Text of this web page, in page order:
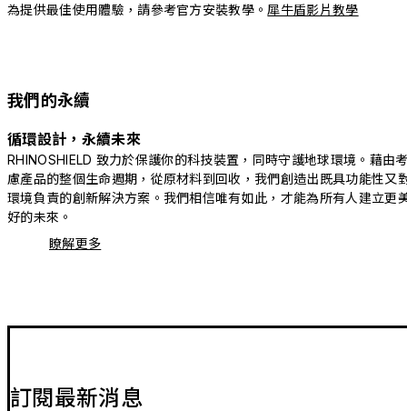
為提供最佳使用體驗，請參考官方安裝教學。 犀牛盾影片教學
我們的永續
循環設計，永續未來
RHINOSHIELD 致力於保護你的科技裝置，同時守護地球環境。藉由
慮產品的整個生命週期，從原材料到回收，我們創造出既具功能性又
環境負責的創新解決方案。我們相信唯有如此，才能為所有人建立更
好的未來。
瞭解更多
訂閱最新消息